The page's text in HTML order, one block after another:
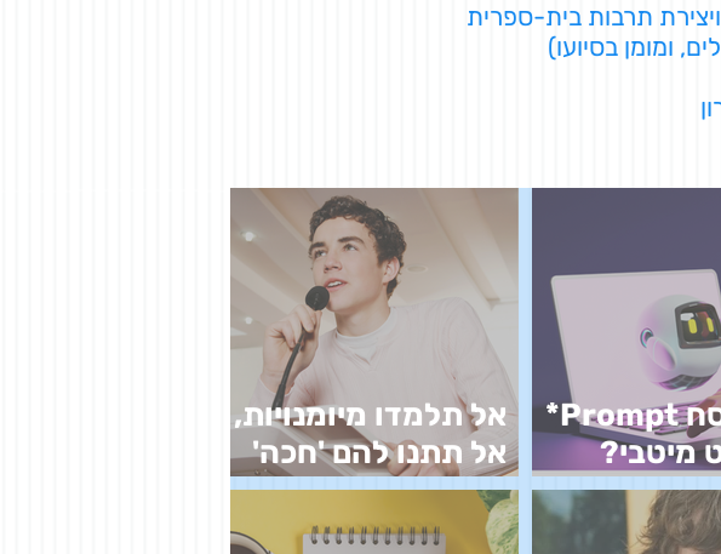
תרבות בית-ספרית
ומומן בסיועו)
איך לנסח Prompt*
מיטבי?
אל תלמדו מיומנויות,
אל תתנו להם 'חכה'
וגם לא 'ארגז כלים'